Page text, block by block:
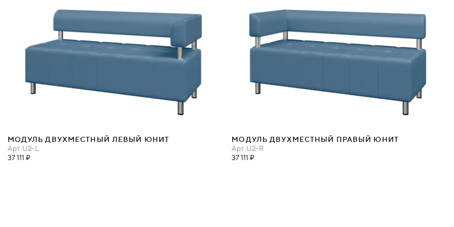
МОДУЛЬ ДВУХМЕСТНЫЙ ЛЕВЫЙ ЮНИТ
Арт. U2-L
37 111 ₽
МОДУЛЬ ДВУХМЕСТНЫЙ ПРАВЫЙ ЮНИТ
Арт. U2-R
37 111 ₽